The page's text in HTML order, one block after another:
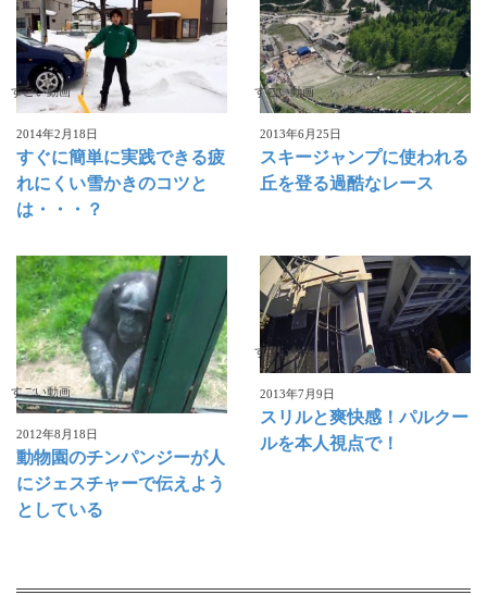
すごい動画
2014年2月18日
すぐに簡単に実践できる疲
れにくい雪かきのコツと
は・・・？
すごい動画
2013年6月25日
スキージャンプに使われる
丘を登る過酷なレース
すごい動画
2012年8月18日
動物園のチンパンジーが人
にジェスチャーで伝えよう
としている
すごい動画
2013年7月9日
スリルと爽快感！パルクー
ルを本人視点で！